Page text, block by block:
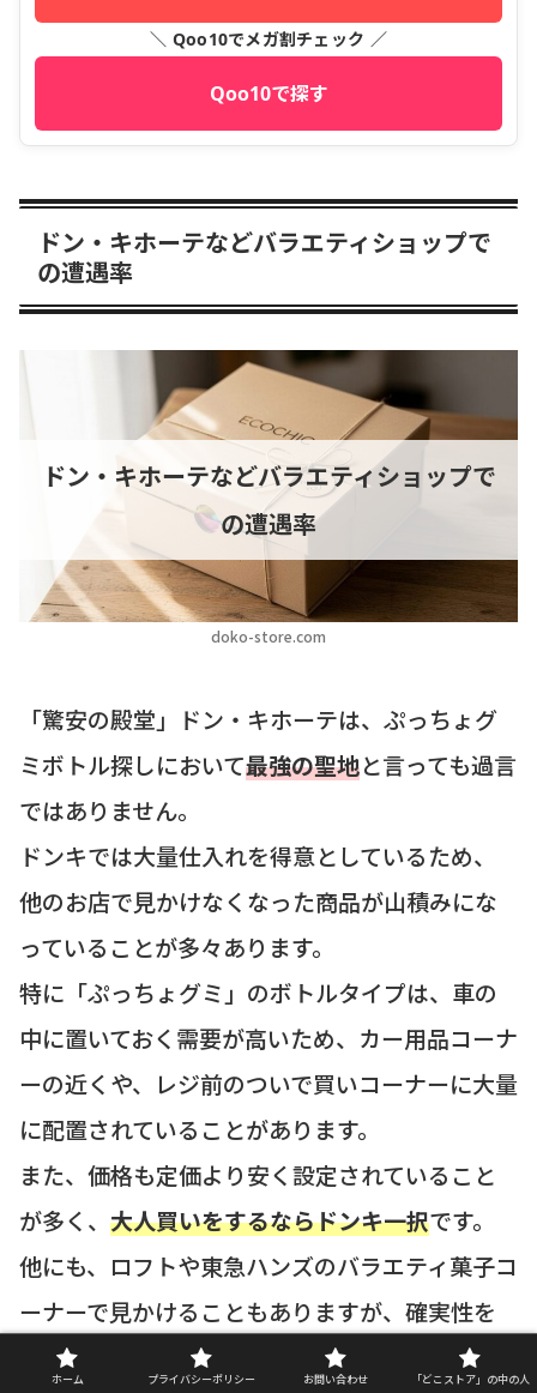
＼ Qoo10でメガ割チェック ／
Qoo10で探す
ドン・キホーテなどバラエティショップで
の遭遇率
doko-store.com
ドン・キホーテなどバラエティショップで
の遭遇率
「驚安の殿堂」ドン・キホーテは、ぷっちょグ
ミボトル探しにおいて最強の聖地と言っても過言
ではありません。
ドンキでは大量仕入れを得意としているため、
他のお店で見かけなくなった商品が山積みにな
っていることが多々あります。
特に「ぷっちょグミ」のボトルタイプは、車の
中に置いておく需要が高いため、カー用品コーナ
ーの近くや、レジ前のついで買いコーナーに大量
に配置されていることがあります。
また、価格も定価より安く設定されていること
が多く、 大人買いをするならドンキ一択です。
他にも、ロフトや東急ハンズのバラエティ菓子コ
ーナーで見かけることもありますが、確実性を
求めるならまずはドン・キホーテに足を運んで
ホーム プライバシーポリシー お問い合わせ 「どこストア」の中の人